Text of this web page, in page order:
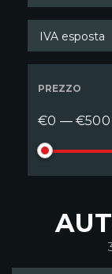
IVA esposta
PREZZO
€0 — €500